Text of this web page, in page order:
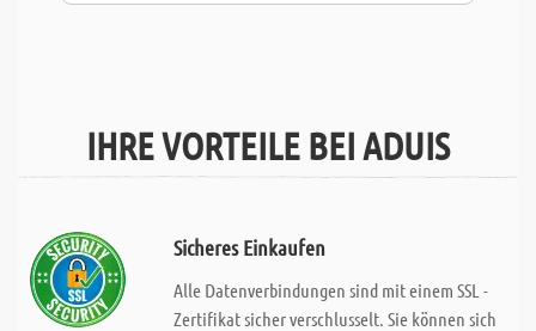
IHRE VORTEILE BEI ADUIS
Sicheres Einkaufen
Alle Datenverbindungen sind mit einem SSL -
Zertifikat sicher verschlusselt. Sie können sich